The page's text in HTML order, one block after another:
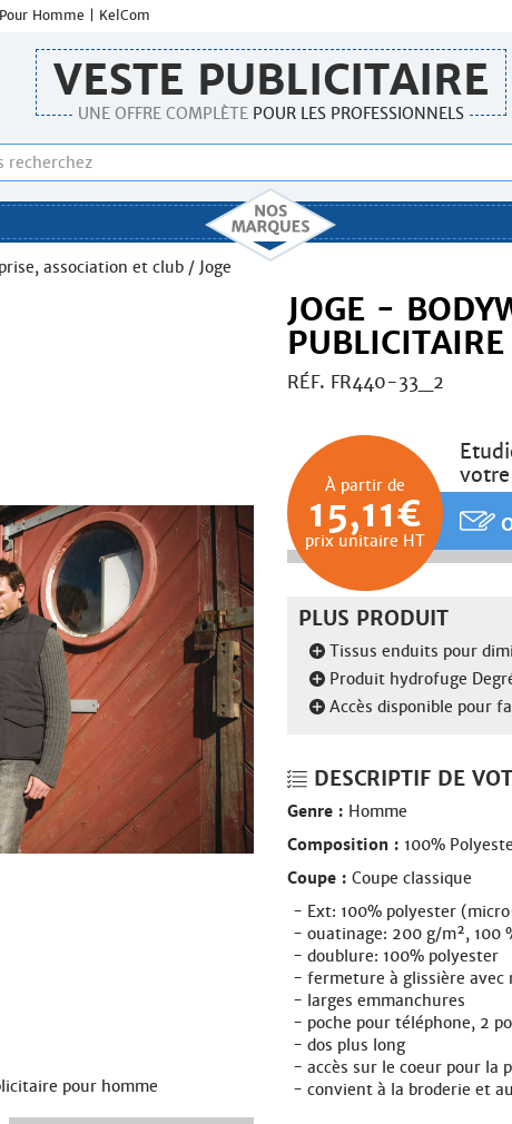
Homme | KelCom
VESTE PUBLICITAIRE
UNE OFFRE COMPLÈTE POUR LES PROFESSIONNELS
association et club / Joge
pour homme
JOGE -
RÉF. FR440-33_2
À partir de
15,11€
prix unitaire HT
PLUS PRODUIT
Tissus enduits pour
Produit hydrofuge
Accès disponible pour
DESCRIPTIF DE
Genre : Homme
Composition : 100%
Coupe : Coupe classique
Ext: 100% polyester
ouatinage: 200 g/m², 100
doublure: 100% polyester
fermeture à glissière avec
larges emmanchures
poche pour téléphone, 2
dos plus long
accès sur le coeur pour la
convient à la broderie et